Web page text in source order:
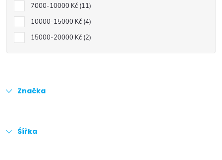
7000-10000 Kč 11
10000-15000 Kč 4
15000-20000 Kč 2
Značka
Šířka